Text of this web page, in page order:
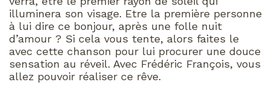
illuminera son visage. Etre la première personne
à lui dire ce bonjour, après une folle nuit
d’amour ? Si cela vous tente, alors faites le
avec cette chanson pour lui procurer une douce
sensation au réveil. Avec Frédéric François, vous
allez pouvoir réaliser ce rêve.